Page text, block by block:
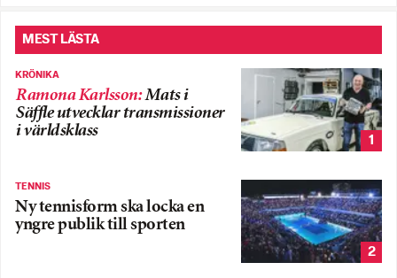
MEST LÄSTA
KRÖNIKA
Ramona Karlsson:Mats i
Säffle utvecklar transmissioner
i världsklass
1
TENNIS
Ny tennisform ska locka en
yngre publik till sporten
2